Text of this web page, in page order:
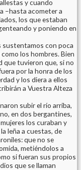
y cuando
–hasta acometer a
los que estaban
y poniendo en
sustentamos con poca
los hombres. Bien
que tuvieron que, si no
por la honra de los
y los diera a ellos
a Vuestra Alteza
subir el río arriba,
en dos bergantines,
los curaban y
leña a cuestas, de
que no se
metiéndolos a
si fueran sus propios
que se llaman